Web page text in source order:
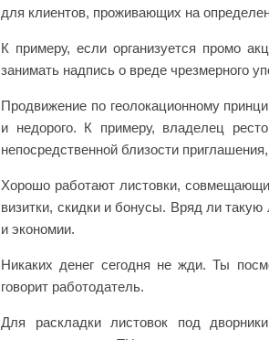
для клиентов, проживающих на
К примеру, если организуется промо
занимать надпись о вреде чрезмерного
Продвижение по геолокационному
и недорого. К примеру, владелец
непосредственной близости
Хорошо работают листовки,
визитки, скидки и бонусы. Вряд ли
и экономии.
Никаких денег сегодня не жди. Ты
говорит работодатель.
Для раскладки листовок под